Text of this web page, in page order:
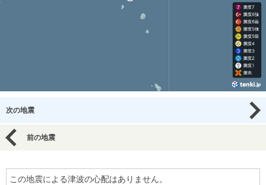
次の地震
前の地震
この地震による津波の心配はありません。